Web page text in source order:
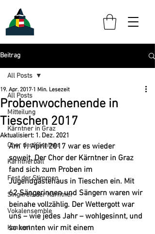
Beitrag
All Posts
Mitteilung
Kärntner in Graz
Chor der Kärntner
Kärntnerball
Fest der Stimmen
Singkreis der Kärntner
Vokalensemble
Konzert
All Posts
Probenwochenende in
Tieschen 2017
19. Apr. 2017 1 Min. Lesezeit
Aktualisiert: 1. Dez. 2021
Am 1. April 2017 war es wieder
soweit. Der Chor der Kärntner in Graz
fand sich zum Proben im
Jugendgästehaus in Tieschen ein. Mit
62 Sängerinnen und Sängern waren wir
beinahe vollzählig. Der Wettergott war
uns – wie jedes Jahr – wohlgesinnt, und
so konnten wir mit einem